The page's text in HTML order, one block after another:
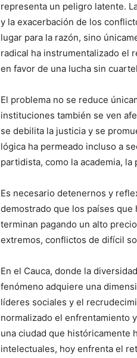
representa un peligro latente.
y la exacerbación de los
lugar para la razón, sino
radical ha instrumentalizado el
en favor de una lucha sin
El problema no se reduce
instituciones también se ven
se debilita la justicia y se
lógica ha permeado incluso a
partidista, como la academia,
Es necesario detenernos y
demostrado que los países
terminan pagando un alto
extremos, conflictos de difícil
En el Cauca, donde la
fenómeno adquiere una
líderes sociales y el
normalizado el enfrentamiento
una ciudad que históricamente
intelectuales, hoy enfrenta el